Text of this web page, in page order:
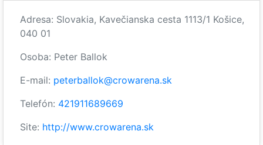
Adresa: Slovakia, Kavečianska cesta 1113/1 Košice,
040 01
Osoba: Peter Ballok
E-mail: peterballok@crowarena.sk
Telefón: 421911689669
Site: http://www.crowarena.sk